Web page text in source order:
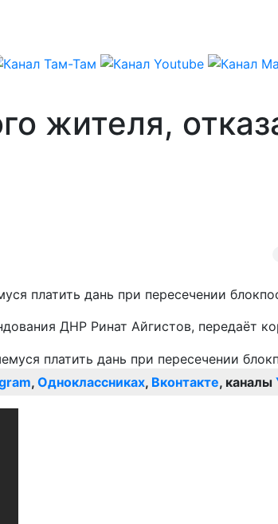
жителя,
платить дань при пересечении
ДНР Ринат Айгистов, передаёт
, Одноклассниках, Вконтакте, каналы